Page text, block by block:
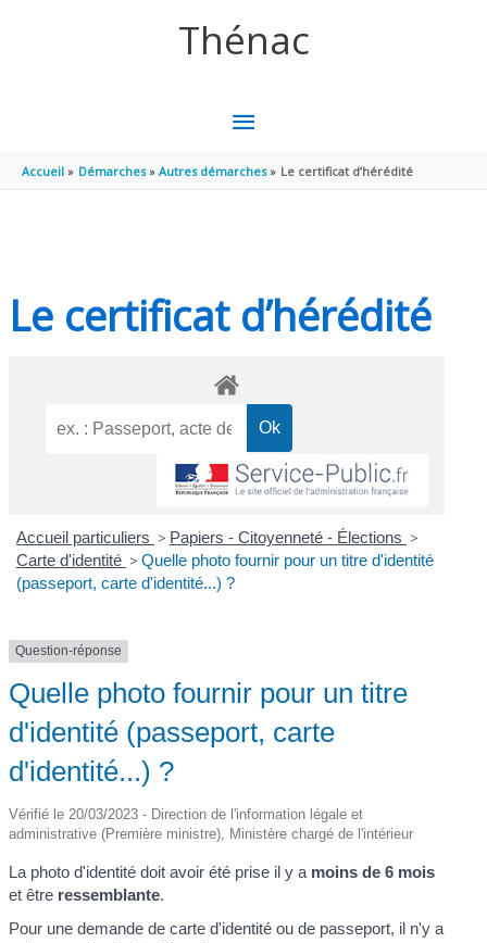
Thénac
MENU
PRINCIPAL
Accueil Démarches Autres démarches Le certificat d’hérédité
Le certificat d’hérédité
Accueil particuliers > Papiers - Citoyenneté - Élections >
Carte d'identité > Quelle photo fournir pour un titre d'identité
(passeport, carte d'identité...) ?
Question-réponse
Quelle photo fournir pour un titre
d'identité (passeport, carte
d'identité...) ?
Vérifié le 20/03/2023 - Direction de l'information légale et
administrative (Première ministre), Ministère chargé de l'intérieur
La photo d'identité doit avoir été prise il y a moins de 6 mois
et être ressemblante.
Pour une demande de carte d'identité ou de passeport, il n'y a